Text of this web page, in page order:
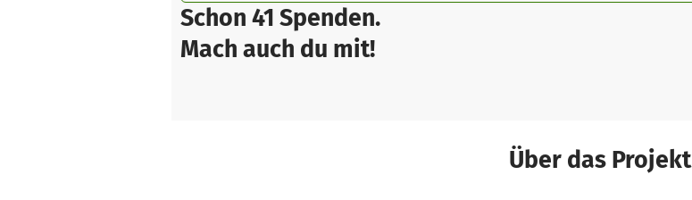
Schon 41 Spenden.
Mach auch du mit!
Über das Projekt